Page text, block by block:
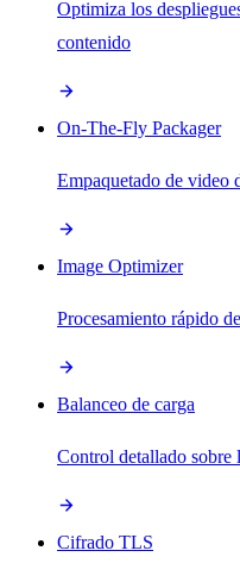
Optimiza los
contenido
On-The-Fly Packager
Empaquetado de video
Image Optimizer
Procesamiento rápido
Balanceo de carga
Control detallado sobre
Cifrado TLS